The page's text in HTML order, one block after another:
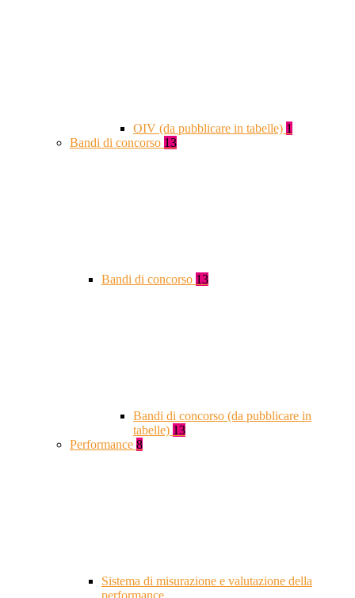
OIV (da pubblicare in tabelle) 1
Bandi di concorso 13
Bandi di concorso 13
Bandi di concorso (da pubblicare in
tabelle) 13
Performance 8
Sistema di misurazione e valutazione della